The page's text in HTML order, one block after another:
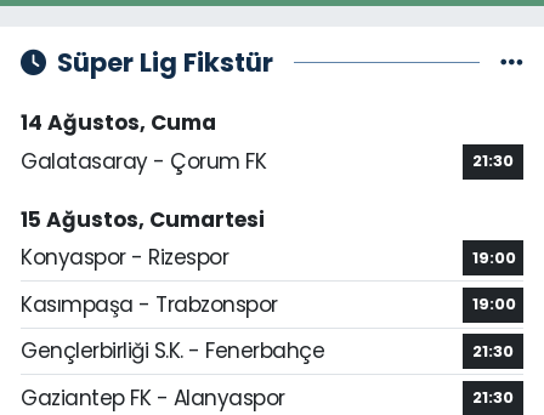
Süper Lig Fikstür
14 Ağustos, Cuma
Galatasaray - Çorum FK
21:30
15 Ağustos, Cumartesi
Konyaspor - Rizespor
19:00
Kasımpaşa - Trabzonspor 19:00
Gençlerbirliği S.K. - Fenerbahçe 21:30
Gaziantep FK - Alanyaspor 21:30